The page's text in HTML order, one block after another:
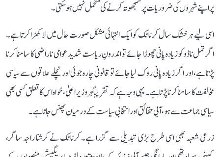
پر اپنے شہروں کی ضروریات پر سمجھوتہ کرنے کی متحمل نہیں ہو سکتی۔
اسی لیے ہر خشک سال کرناٹک کو ایک انتہائی مشکل صورت حال میں لا کھڑا کرتا ہے۔
اگر تمل ناڈو کو زیادہ پانی چھوڑا جائے تو اندرونِ ریاست شدید عوامی ناراضی کا سامنا کرنا
پڑتا ہے، اور اگر زیادہ پانی روک لیا جائے تو قانونی چارہ جوئی اور نچلے علاقوں سے سیاسی
مخالفت کا سامنا کرنا پڑتا ہے۔ یہی وجہ ہے کہ تقریباً ہر وزیر اعلیٰ، خواہ اس کا تعلق کسی بھی
سیاسی جماعت سے ہو، آبی حقائق اور انتخابی سیاست کے درمیان پھنس جاتا ہے۔
زرعی شعبہ بھی اسی طرح بڑی تبدیلی سے گزرا ہے۔ کرناٹک نے کرشنا راجہ ساگر،